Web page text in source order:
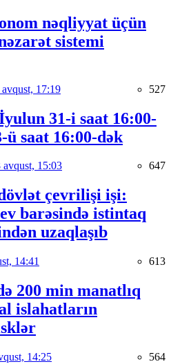
nəqliyyat üçün
sistemi
17:19 527
31-i saat 16:00-
ü saat 16:00-dək
avqust, 15:03 647
çevrilişi işi:
barəsində istintaq
uzaqlaşıb
14:41 613
200 min manatlıq
islahatların
14:25 564